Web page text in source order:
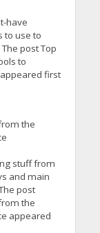
have
to use to
post Top
to
first
the
stuff from
and main
post
the
appeared